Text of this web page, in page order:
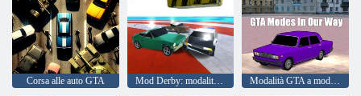
Corsa alle auto GTA Mod Derby: modalità GTA Modalità GTA a modo nostro